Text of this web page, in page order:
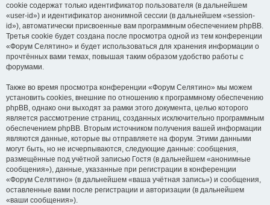
cookie содержат только идентификатор пользователя (в дальнейшем
«user-id») и идентификатор анонимной сессии (в дальнейшем «session-
id»), автоматически присвоенные вам программным обеспечением phpBB.
Третья cookie будет создана после просмотра одной из тем конференции
«Форум Селятино» и будет использоваться для хранения информации о
прочтённых вами темах, повышая таким образом удобство работы с
форумами.
Также во время просмотра конференции «Форум Селятино» мы можем
установить cookies, внешние по отношению к программному обеспечению
phpBB, однако они выходят за рамки этого документа, целью которого
является рассмотрение страниц, созданных исключительно программным
обеспечением phpBB. Вторым источником получения вашей информации
являются данные, которые вы отправляете на форум. Этими данными
могут быть, но не исчерпываются, следующие данные: сообщения,
размещённые под учётной записью Гостя (в дальнейшем «анонимные
сообщения»), данные, указанные при регистрации в конференции
«Форум Селятино» (в дальнейшем «ваша учётная запись») и сообщения,
оставленные вами после регистрации и авторизации (в дальнейшем
«ваши сообщения»).